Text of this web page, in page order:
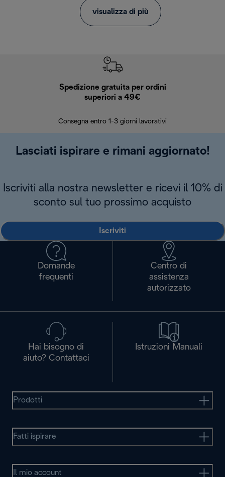
visualizza di più
Spedizione gratuita per ordini
superiori a 49€
Consegna entro 1-3 giorni lavorativi
Lasciati ispirare e rimani aggiornato!
Iscriviti alla nostra newsletter e ricevi il 10% di
sconto sul tuo prossimo acquisto
Iscriviti
Domande
frequenti
Centro di
assistenza
autorizzato
Hai bisogno di
aiuto? Contattaci
Istruzioni Manuali
Prodotti
Fatti ispirare
Il mio account